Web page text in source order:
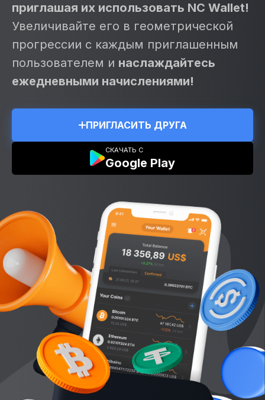
приглашая их использовать NC Wallet!
Увеличивайте его в геометрической
прогрессии с каждым приглашенным
пользователем и наслаждайтесь
ежедневными начислениями!
ПРИГЛАСИТЬ ДРУГА
СКАЧАТЬ С
Google Play